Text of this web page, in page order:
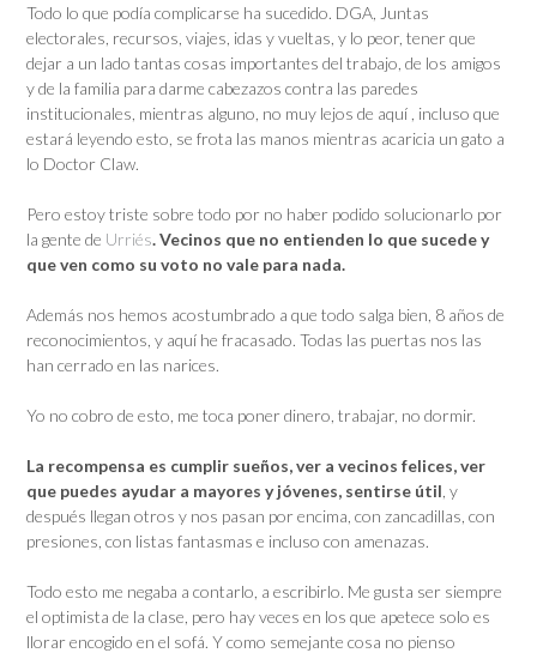
Todo lo que podía complicarse ha sucedido. DGA, Juntas
electorales, recursos, viajes, idas y vueltas, y lo peor, tener que
dejar a un lado tantas cosas importantes del trabajo, de los amigos
y de la familia para darme cabezazos contra las paredes
institucionales, mientras alguno, no muy lejos de aquí , incluso que
estará leyendo esto, se frota las manos mientras acaricia un gato a
lo Doctor Claw.
Pero estoy triste sobre todo por no haber podido solucionarlo por
la gente de Urriés. Vecinos que no entienden lo que sucede y
que ven como su voto no vale para nada.
Además nos hemos acostumbrado a que todo salga bien, 8 años de
reconocimientos, y aquí he fracasado. Todas las puertas nos las
han cerrado en las narices.
Yo no cobro de esto, me toca poner dinero, trabajar, no dormir.
La recompensa es cumplir sueños, ver a vecinos felices, ver
que puedes ayudar a mayores y jóvenes, sentirse útil , y
después llegan otros y nos pasan por encima, con zancadillas, con
presiones, con listas fantasmas e incluso con amenazas.
Todo esto me negaba a contarlo, a escribirlo. Me gusta ser siempre
el optimista de la clase, pero hay veces en los que apetece solo es
llorar encogido en el sofá. Y como semejante cosa no pienso